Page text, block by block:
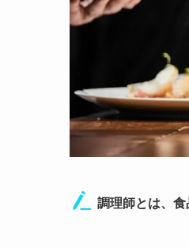
調理師とは、食